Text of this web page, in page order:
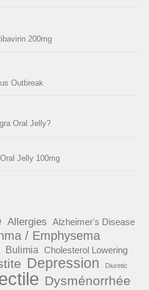
200mg
Outbreak
Oral Jelly?
Jelly 100mg
Allergies Alzheimer's Disease
/ Emphysema
Bulimia Cholesterol Lowering
Depression Diuretic
Dysménorrhée